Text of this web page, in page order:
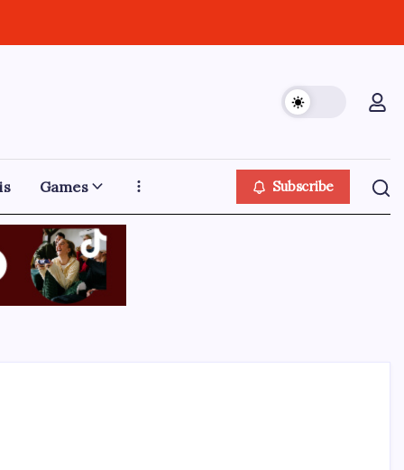
Games Subscribe